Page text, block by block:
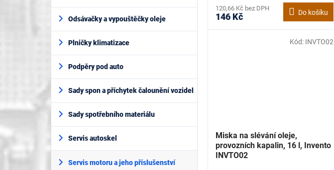
Odsávačky a vypouštěčky oleje
Plničky klimatizace
Podpěry pod auto
Sady spon a příchytek čalounění vozidel
Sady spotřebního materiálu
Servis autoskel
Servis motoru a jeho příslušenství
120,66 Kč bez DPH
146 Kč Do košíku
Miska na slévání oleje,
provozních kapalin, 16 l, Invento
INVTO02
Kód: INVTO02